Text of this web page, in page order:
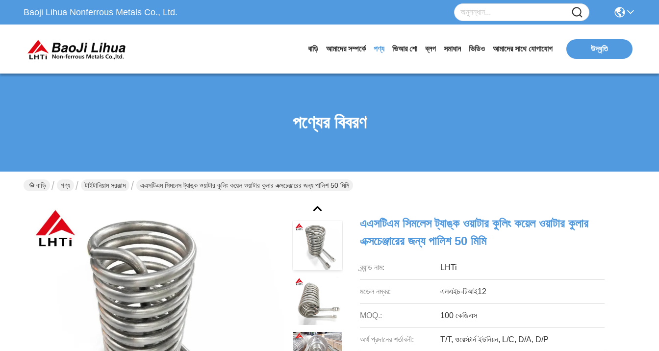
Baoji Lihua Nonferrous Metals Co., Ltd.
বাড়ি আমাদের সম্পর্কে পণ্য ভিআর শো ব্লগ সমাধান ভিডিও আমাদের সাথে যোগাযোগ উদ্ধৃতি
পণ্যের বিবরণ
বাড়ি পণ্য টাইটানিয়াম সরঞ্জাম এএসটিএম সিমলেস ট্যাঙ্ক ওয়াটার কুলিং কয়েল ওয়াটার কুলার এক্সচেঞ্জারের জন্য পালিশ 50 মিমি
এএসটিএম সিমলেস ট্যাঙ্ক ওয়াটার কুলিং কয়েল ওয়াটার কুলার
এক্সচেঞ্জারের জন্য পালিশ 50 মিমি
ব্র্যান্ড নাম: LHTi
মডেল নম্বর: এলএইচ-টিআই12
MOQ.: 100 কেজিএস
অর্থ প্রদানের শর্তাবলী: T/T, ওয়েস্টার্ন ইউনিয়ন, L/C, D/A, D/P